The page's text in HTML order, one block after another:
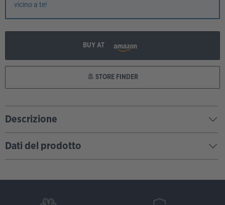
vicino a te!
BUY AT
STORE FINDER
Descrizione
Dati del prodotto